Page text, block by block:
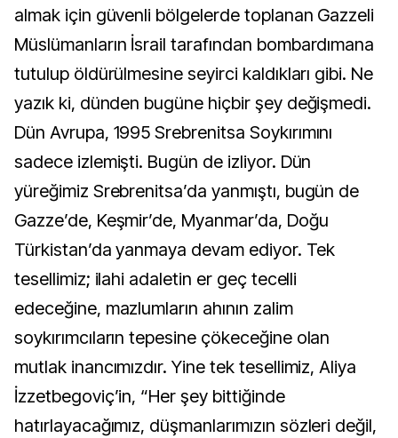
almak için güvenli bölgelerde toplanan Gazzeli
Müslümanların İsrail tarafından bombardımana
tutulup öldürülmesine seyirci kaldıkları gibi. Ne
yazık ki, dünden bugüne hiçbir şey değişmedi.
Dün Avrupa, 1995 Srebrenitsa Soykırımını
sadece izlemişti. Bugün de izliyor. Dün
yüreğimiz Srebrenitsa’da yanmıştı, bugün de
Gazze’de, Keşmir’de, Myanmar’da, Doğu
Türkistan’da yanmaya devam ediyor. Tek
tesellimiz; ilahi adaletin er geç tecelli
edeceğine, mazlumların ahının zalim
soykırımcıların tepesine çökeceğine olan
mutlak inancımızdır. Yine tek tesellimiz, Aliya
İzzetbegoviç’in, “Her şey bittiğinde
hatırlayacağımız, düşmanlarımızın sözleri değil,